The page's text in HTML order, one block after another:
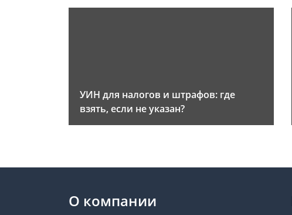
УИН для налогов и штрафов: где
взять, если не указан?
О компании